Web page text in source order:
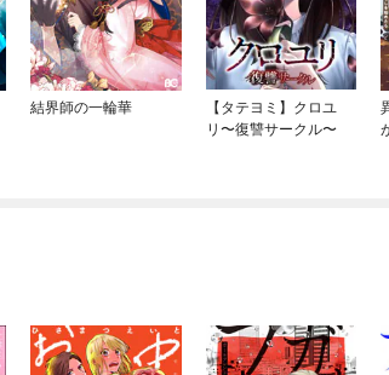
結界師の一輪華
【タテヨミ】クロユ
リ〜復讐サークル〜